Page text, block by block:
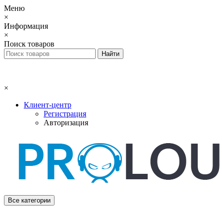
Меню
×
Информация
×
Поиск товаров
×
Клиент-центр
Регистрация
Авторизация
Все категории